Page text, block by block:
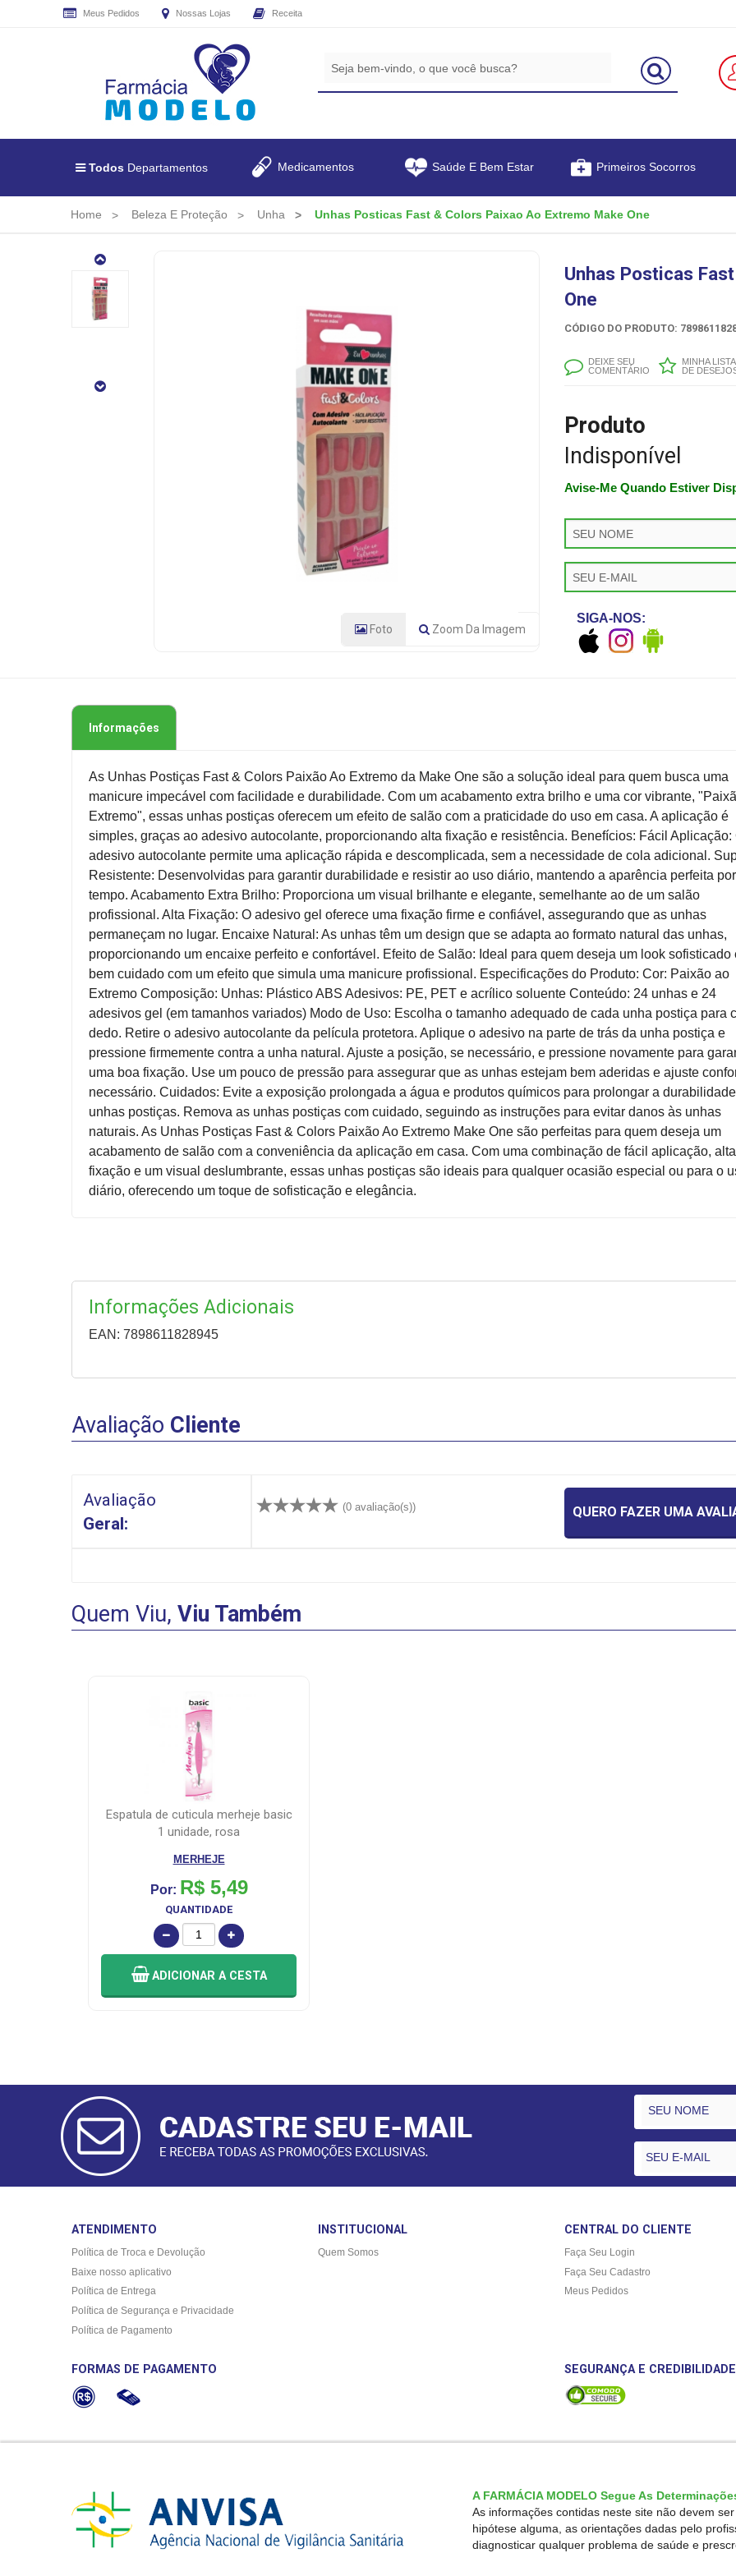
Meus Pedidos Nossas Lojas Receita
Todos Departamentos Medicamentos Saúde E Bem Estar Primeiros Socorros
Home Beleza E Proteção Unha Unhas Posticas Fast & Colors Paixao Ao Extremo Make One
Unhas
Posticas
Fast
Colors
Foto Zoom Da Imagem
Unhas Posticas
One
CÓDIGO DO PRODUTO:
DEIXE SEU
COMENTÁRIO
MINHA LISTA
DE
Produto
Indisponível
Avise-Me Quando Estiver
SIGA-NOS:
Informações
As Unhas Postiças Fast & Colors Paixão Ao Extremo da Make One são a solução ideal para quem busca uma
manicure impecável com facilidade e durabilidade. Com um acabamento extra brilho e uma cor vibrante,
Extremo", essas unhas postiças oferecem um efeito de salão com a praticidade do uso em casa. A aplicação é
simples, graças ao adesivo autocolante, proporcionando alta fixação e resistência. Benefícios: Fácil Aplicação:
adesivo autocolante permite uma aplicação rápida e descomplicada, sem a necessidade de cola adicional.
Resistente: Desenvolvidas para garantir durabilidade e resistir ao uso diário, mantendo a aparência perfeita
tempo. Acabamento Extra Brilho: Proporciona um visual brilhante e elegante, semelhante ao de um salão
profissional. Alta Fixação: O adesivo gel oferece uma fixação firme e confiável, assegurando que as unhas
permaneçam no lugar. Encaixe Natural: As unhas têm um design que se adapta ao formato natural das unhas,
proporcionando um encaixe perfeito e confortável. Efeito de Salão: Ideal para quem deseja um look sofisticado
bem cuidado com um efeito que simula uma manicure profissional. Especificações do Produto: Cor: Paixão ao
Extremo Composição: Unhas: Plástico ABS Adesivos: PE, PET e acrílico soluente Conteúdo: 24 unhas e 24
adesivos gel (em tamanhos variados) Modo de Uso: Escolha o tamanho adequado de cada unha postiça para
dedo. Retire o adesivo autocolante da película protetora. Aplique o adesivo na parte de trás da unha postiça e
pressione firmemente contra a unha natural. Ajuste a posição, se necessário, e pressione novamente para
uma boa fixação. Use um pouco de pressão para assegurar que as unhas estejam bem aderidas e ajuste
necessário. Cuidados: Evite a exposição prolongada a água e produtos químicos para prolongar a
unhas postiças. Remova as unhas postiças com cuidado, seguindo as instruções para evitar danos às unhas
naturais. As Unhas Postiças Fast & Colors Paixão Ao Extremo Make One são perfeitas para quem deseja um
acabamento de salão com a conveniência da aplicação em casa. Com uma combinação de fácil aplicação, alta
fixação e um visual deslumbrante, essas unhas postiças são ideais para qualquer ocasião especial ou para o
diário, oferecendo um toque de sofisticação e elegância.
Informações Adicionais
EAN: 7898611828945
Avaliação Cliente
Avaliação
Geral:
(0 avaliação(s)) QUERO FAZER UMA
Quem Viu, Viu Também
espatula de cuticula merheje basic
1 unidade, rosa
MERHEJE
Por: R$ 5,49
QUANTIDADE
ADICIONAR A CESTA
CADASTRE
SEU
MAIL
E
TODAS
PROMOÇÕES
CADASTRAR
E-MAIL
ATENDIMENTO
Política de Troca e Devolução
Baixe nosso aplicativo
Política de Entrega
Política de Segurança e Privacidade
Política de Pagamento
INSTITUCIONAL
Quem Somos
CENTRAL DO CLIENTE
Faça Seu Login
Faça Seu Cadastro
Meus Pedidos
FORMAS DE PAGAMENTO SEGURANÇA E CREDIBILIDADE
A FARMÁCIA MODELO Segue As
As informações contidas neste site não devem
hipótese alguma, as orientações dadas pelo
diagnosticar qualquer problema de saúde e